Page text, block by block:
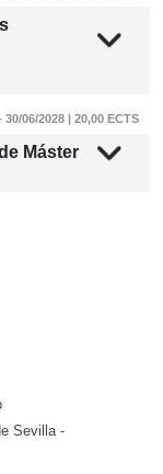
Máster
30/06/2028 | 20,00 ECTS
Sevilla -